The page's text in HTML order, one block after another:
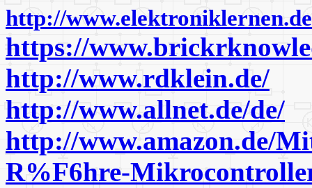
http://www.elektroniklernen.de
https://
http://www.rdklein.de/
http://www.allnet.de/de/
http://www.amazon.de/
R%F6hre-